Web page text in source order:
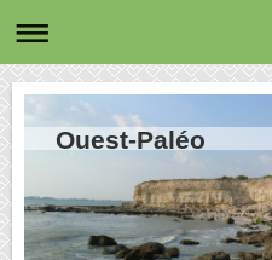
Ouest-Paléo